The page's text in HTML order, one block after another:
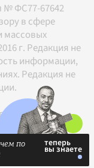
№ ФС77-67642
в сфере
массовых
г. Редакция не
информации,
Редакция не
с
по